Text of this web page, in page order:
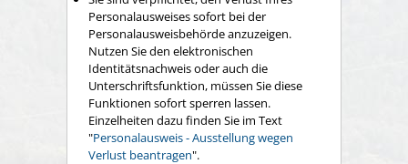
Personalausweises sofort bei der
Personalausweisbehörde anzuzeigen.
Nutzen Sie den elektronischen
Identitätsnachweis oder auch die
Unterschriftsfunktion, müssen Sie diese
Funktionen sofort sperren lassen.
Einzelheiten dazu finden Sie im Text
"Personalausweis - Ausstellung wegen
Verlust beantragen".